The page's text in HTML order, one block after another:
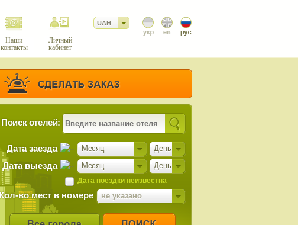
Наши
контакты
Личный
кабинет
UAH
Поиск отелей:
Месяц День
Дата заезда
Месяц День
Дата выезда
Дата поездки неизвестна
Кол-во мест в номере не указано